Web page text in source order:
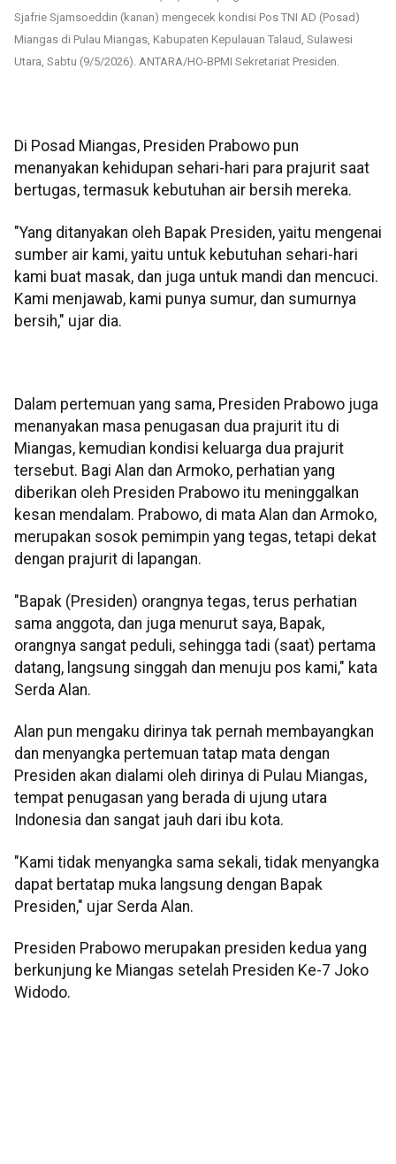
Sjafrie Sjamsoeddin (kanan) mengecek kondisi Pos TNI AD (Posad)
Miangas di Pulau Miangas, Kabupaten Kepulauan Talaud, Sulawesi
Utara, Sabtu (9/5/2026). ANTARA/HO-BPMI Sekretariat Presiden.
Di Posad Miangas, Presiden Prabowo pun
menanyakan kehidupan sehari-hari para prajurit saat
bertugas, termasuk kebutuhan air bersih mereka.
"Yang ditanyakan oleh Bapak Presiden, yaitu mengenai
sumber air kami, yaitu untuk kebutuhan sehari-hari
kami buat masak, dan juga untuk mandi dan mencuci.
Kami menjawab, kami punya sumur, dan sumurnya
bersih," ujar dia.
Dalam pertemuan yang sama, Presiden Prabowo juga
menanyakan masa penugasan dua prajurit itu di
Miangas, kemudian kondisi keluarga dua prajurit
tersebut. Bagi Alan dan Armoko, perhatian yang
diberikan oleh Presiden Prabowo itu meninggalkan
kesan mendalam. Prabowo, di mata Alan dan Armoko,
merupakan sosok pemimpin yang tegas, tetapi dekat
dengan prajurit di lapangan.
"Bapak (Presiden) orangnya tegas, terus perhatian
sama anggota, dan juga menurut saya, Bapak,
orangnya sangat peduli, sehingga tadi (saat) pertama
datang, langsung singgah dan menuju pos kami," kata
Serda Alan.
Alan pun mengaku dirinya tak pernah membayangkan
dan menyangka pertemuan tatap mata dengan
Presiden akan dialami oleh dirinya di Pulau Miangas,
tempat penugasan yang berada di ujung utara
Indonesia dan sangat jauh dari ibu kota.
"Kami tidak menyangka sama sekali, tidak menyangka
dapat bertatap muka langsung dengan Bapak
Presiden," ujar Serda Alan.
Presiden Prabowo merupakan presiden kedua yang
berkunjung ke Miangas setelah Presiden Ke-7 Joko
Widodo.